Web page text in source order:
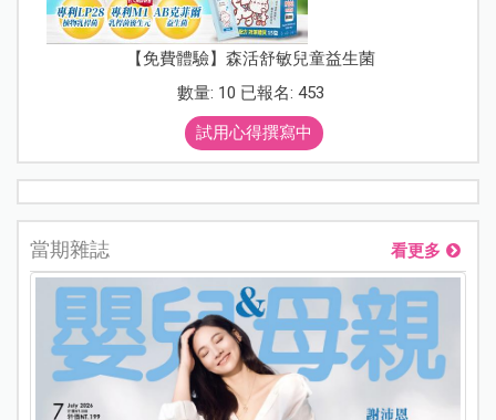
【免費體驗】森活舒敏兒童益生菌
數量: 10 已報名: 453
試用心得撰寫中
當期雜誌 看更多